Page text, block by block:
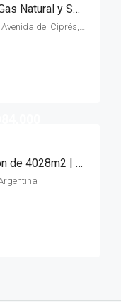
Lote en Venta Balneario Merlo | Gas Natural y Servicios
Balneario Municipal de la Villa de Merlo, Avenida del Ciprés, Merlo, San Luis, Argentina
Lotes en Solares Merlo | Fracción de 4028m2 | Oportunidad